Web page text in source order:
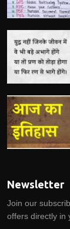
Newsletter
Join our
offers directly in